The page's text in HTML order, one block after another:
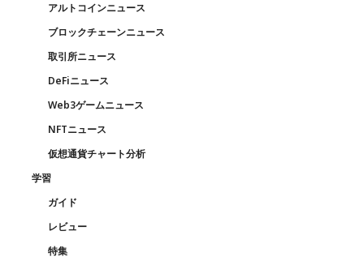
アルトコインニュース
ブロックチェーンニュース
取引所ニュース
DeFiニュース
Web3ゲームニュース
NFTニュース
仮想通貨チャート分析
学習
ガイド
レビュー
特集